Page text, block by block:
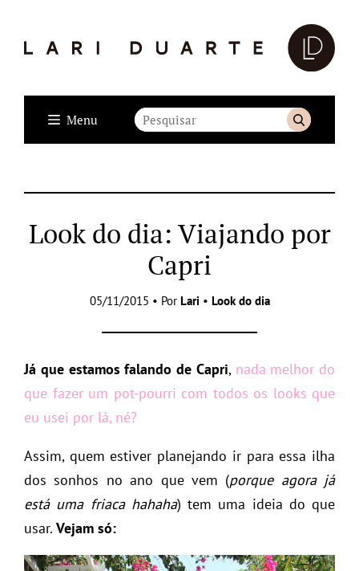
Menu
Look do dia: Viajando por
Capri
05/11/2015 • Por Lari • Look do dia
Já que estamos falando de Capri, nada melhor do
que fazer um pot-pourri com todos os looks que
eu usei por lá, né?
Assim, quem estiver planejando ir para essa ilha
dos sonhos no ano que vem (porque agora já
está uma friaca hahaha) tem uma ideia do que
usar. Vejam só: